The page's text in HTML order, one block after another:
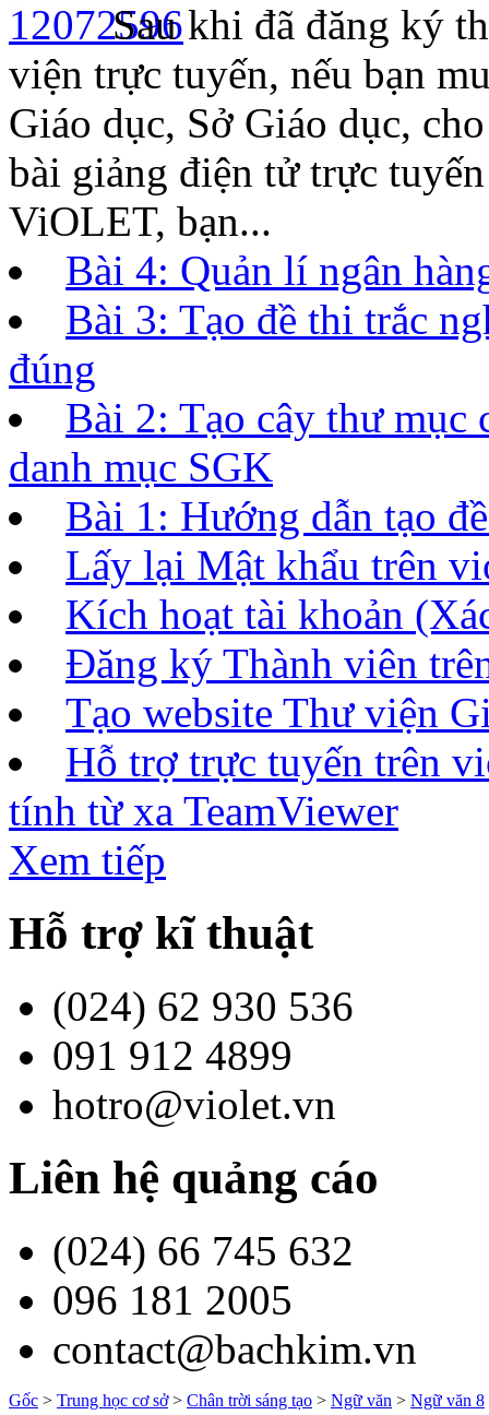
Sau khi đã đăng ký
viện trực tuyến, nếu bạn
Giáo dục, Sở Giáo dục,
bài giảng điện tử trực
ViOLET, bạn...
Bài 4: Quản lí ngân
Bài 3: Tạo đề thi trắc
đúng
Bài 2: Tạo cây thư mục
danh mục SGK
Bài 1: Hướng dẫn tạo
Lấy lại Mật khẩu trên
Kích hoạt tài khoản
Đăng ký Thành viên
Tạo website Thư viện
Hỗ trợ trực tuyến trên
tính từ xa TeamViewer
Xem tiếp
Hỗ trợ kĩ thuật
(024) 62 930 536
091 912 4899
hotro@violet.vn
Liên hệ quảng cáo
(024) 66 745 632
096 181 2005
contact@bachkim.vn
Gốc > Trung học cơ sở> Chân trời sáng tạo > Ngữ văn > Ngữ văn 8